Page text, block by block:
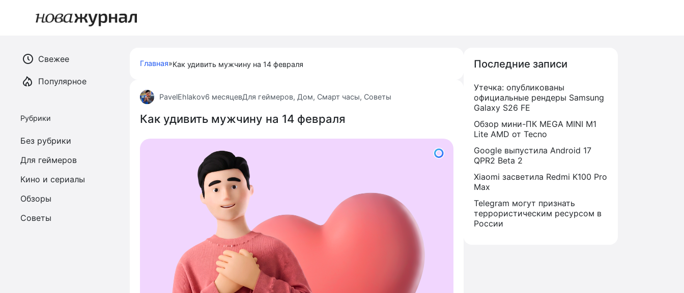
Главная»Как удивить мужчину на 14 февраля
PavelEhlakov6 месяцевДля геймеров, Дом, Смарт часы, Советы
Как удивить мужчину на 14 февраля
Свежее
Популярное
Рубрики
Без рубрики
Для геймеров
Кино и сериалы
Обзоры
Советы
Последние записи
Утечка: опубликованы
официальные рендеры Samsung
Galaxy S26 FE
Обзор мини-ПК MEGA MINI M1
Lite AMD от Tecno
Google выпустила Android 17
QPR2 Beta 2
Xiaomi засветила Redmi K100 Pro
Max
Telegram могут признать
террористическим ресурсом в
России